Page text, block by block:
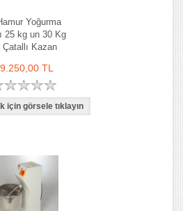
Yoğurma
25 kg un 30 Kg
Çatallı Kazan
TL